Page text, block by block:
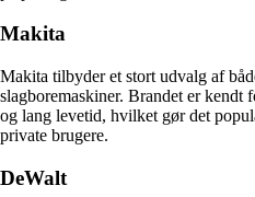
Makita
Makita tilbyder et stort udvalg af
slagboremaskiner. Brandet er
og lang levetid, hvilket gør det
private brugere.
DeWalt